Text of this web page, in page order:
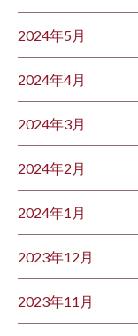
2024年5月
2024年4月
2024年3月
2024年2月
2024年1月
2023年12月
2023年11月